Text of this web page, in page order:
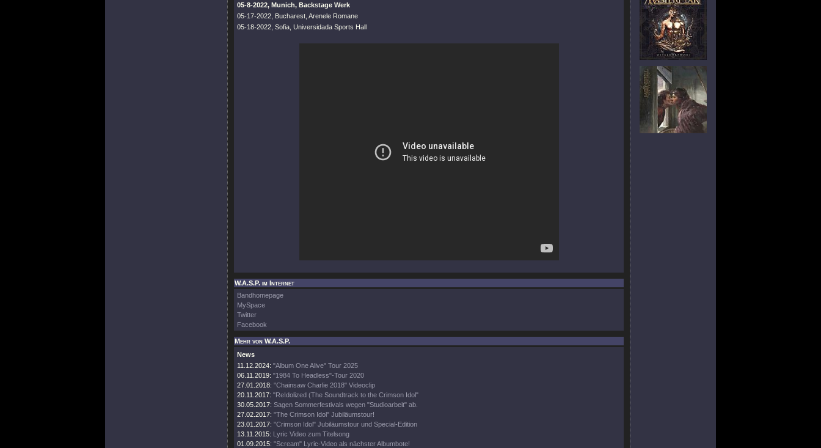
05-8-2022, Munich, Backstage Werk
05-17-2022, Bucharest, Arenele Romane
05-18-2022, Sofia, Universidada Sports Hall
W.A.S.P. im Internet
Bandhomepage
MySpace
Twitter
Facebook
Mehr von W.A.S.P.
News
11.12.2024: "Album One Alive" Tour 2025
06.11.2019: "1984 To Headless"-Tour 2020
27.01.2018: "Chainsaw Charlie 2018" Videoclip
20.11.2017: "ReIdolized (The Soundtrack to the Crimson Idol"
30.05.2017: Sagen Sommerfestivals wegen "Studioarbeit" ab.
27.02.2017: "The Crimson Idol" Jubiläumstour!
23.01.2017: "Crimson Idol" Jubiläumstour und Special-Edition
13.11.2015: Lyric Video zum Titelsong
01.09.2015: "Scream" Lyric-Video als nächster Albumbote!